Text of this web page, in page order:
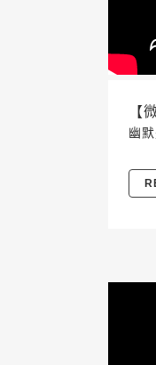
【
幽